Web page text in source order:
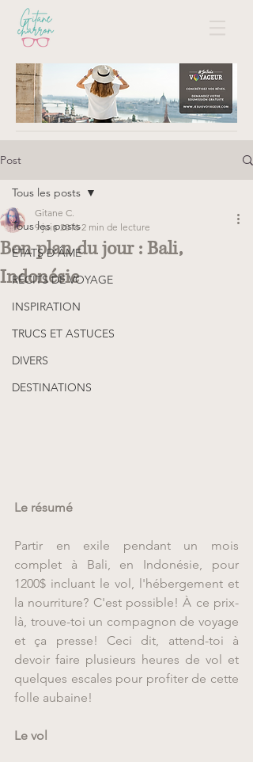
Post
Tous les posts
ÉTATS D'ÂME
RÉCITS DE VOYAGE
INSPIRATION
TRUCS ET ASTUCES
DIVERS
DESTINATIONS
Tous les posts
Bon plan du jour : Bali,
Indonésie
Gitane C.
9 juin 2016 2 min de lecture
Le résumé
Partir en exile pendant un mois
complet à Bali, en Indonésie, pour
1200$ incluant le vol, l'hébergement et
la nourriture? C'est possible! À ce prix-
là, trouve-toi un compagnon de voyage
et ça presse! Ceci dit, attend-toi à
devoir faire plusieurs heures de vol et
quelques escales pour profiter de cette
folle aubaine!
Le vol